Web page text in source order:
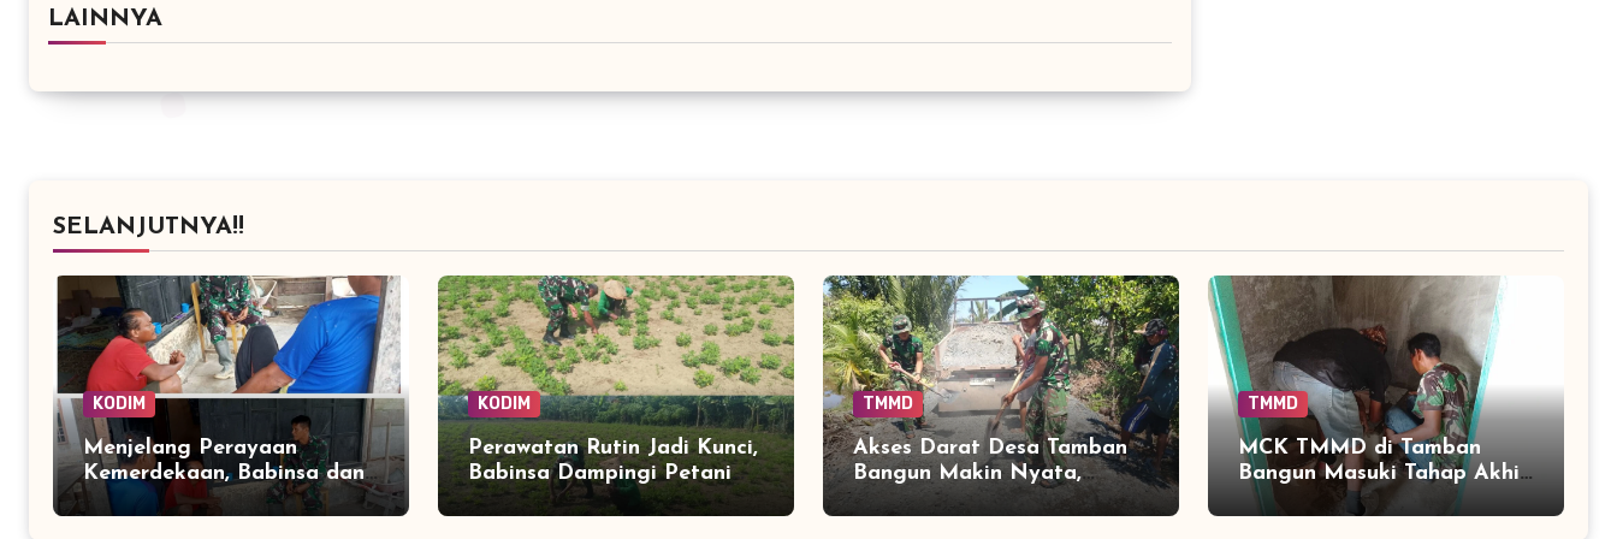
LAINNYA
SELANJUTNYA!!
KODIM
Menjelang Perayaan
Kemerdekaan, Babinsa dan
Warga Ulee Pulo Perkuat
Semangat Kebersamaan
KODIM
Perawatan Rutin Jadi Kunci,
Babinsa Dampingi Petani
Rawat Kacang Tanah
hingga Panen
TMMD
Akses Darat Desa Tamban
Bangun Makin Nyata,
Peningkatan Jalan TMMD
Sentuh 90 Persen
TMMD
MCK TMMD di Tamban
Bangun Masuki Tahap Akhir,
Warga Segera Nikmati
Fasilitas Sanitasi yang